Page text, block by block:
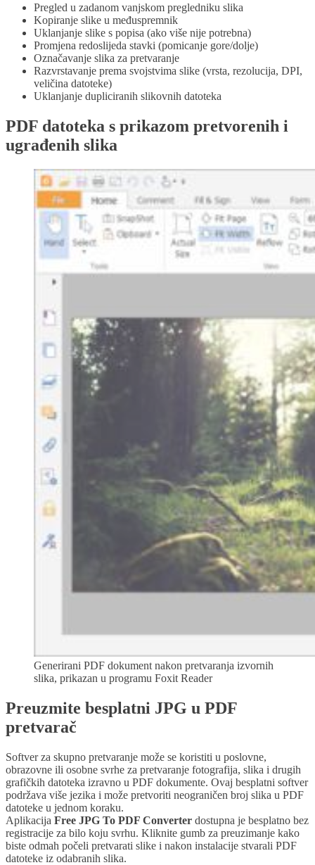
Pregled u zadanom vanjskom pregledniku slika
Kopiranje slike u međuspremnik
Uklanjanje slike s popisa (ako više nije potrebna)
Promjena redoslijeda stavki (pomicanje gore/dolje)
Označavanje slika za pretvaranje
Razvrstavanje prema svojstvima slike (vrsta, rezolucija, DPI,
veličina datoteke)
Uklanjanje dupliciranih slikovnih datoteka
PDF datoteka s prikazom pretvorenih i
ugrađenih slika
Generirani PDF dokument nakon pretvaranja izvornih
slika, prikazan u programu Foxit Reader
Preuzmite besplatni JPG u PDF
pretvarač
Softver za skupno pretvaranje može se koristiti u poslovne,
obrazovne ili osobne svrhe za pretvaranje fotografija, slika i drugih
grafičkih datoteka izravno u PDF dokumente. Ovaj besplatni softver
podržava više jezika i može pretvoriti neograničen broj slika u PDF
datoteke u jednom koraku.
Aplikacija Free JPG To PDF Converter dostupna je besplatno bez
registracije za bilo koju svrhu. Kliknite gumb za preuzimanje kako
biste odmah počeli pretvarati slike i nakon instalacije stvarali PDF
datoteke iz odabranih slika.